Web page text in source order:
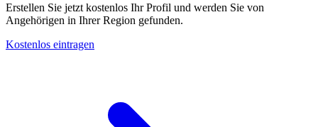
Erstellen Sie jetzt kostenlos Ihr Profil und werden Sie von
Angehörigen in Ihrer Region gefunden.
Kostenlos eintragen